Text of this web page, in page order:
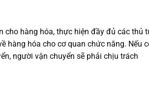
cho hàng hóa, thực hiện đầy đủ các thủ
hàng hóa cho cơ quan chức năng. Nếu
người vận chuyển sẽ phải chịu trách